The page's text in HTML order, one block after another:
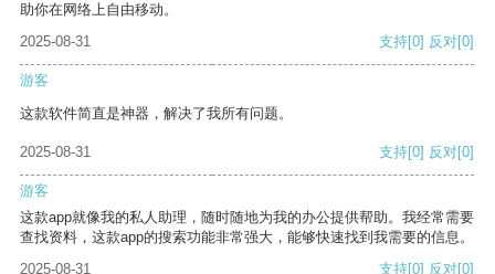
助你在网络上自由移动。
2025-08-31
支持[0] 反对[0]
游客
这款软件简直是神器，解决了我所有问题。
2025-08-31 支持[0] 反对[0]
游客
这款app就像我的私人助理，随时随地为我的办公提供帮助。我经常需要
查找资料，这款app的搜索功能非常强大，能够快速找到我需要的信息。
2025-08-31
支持[0] 反对[0]